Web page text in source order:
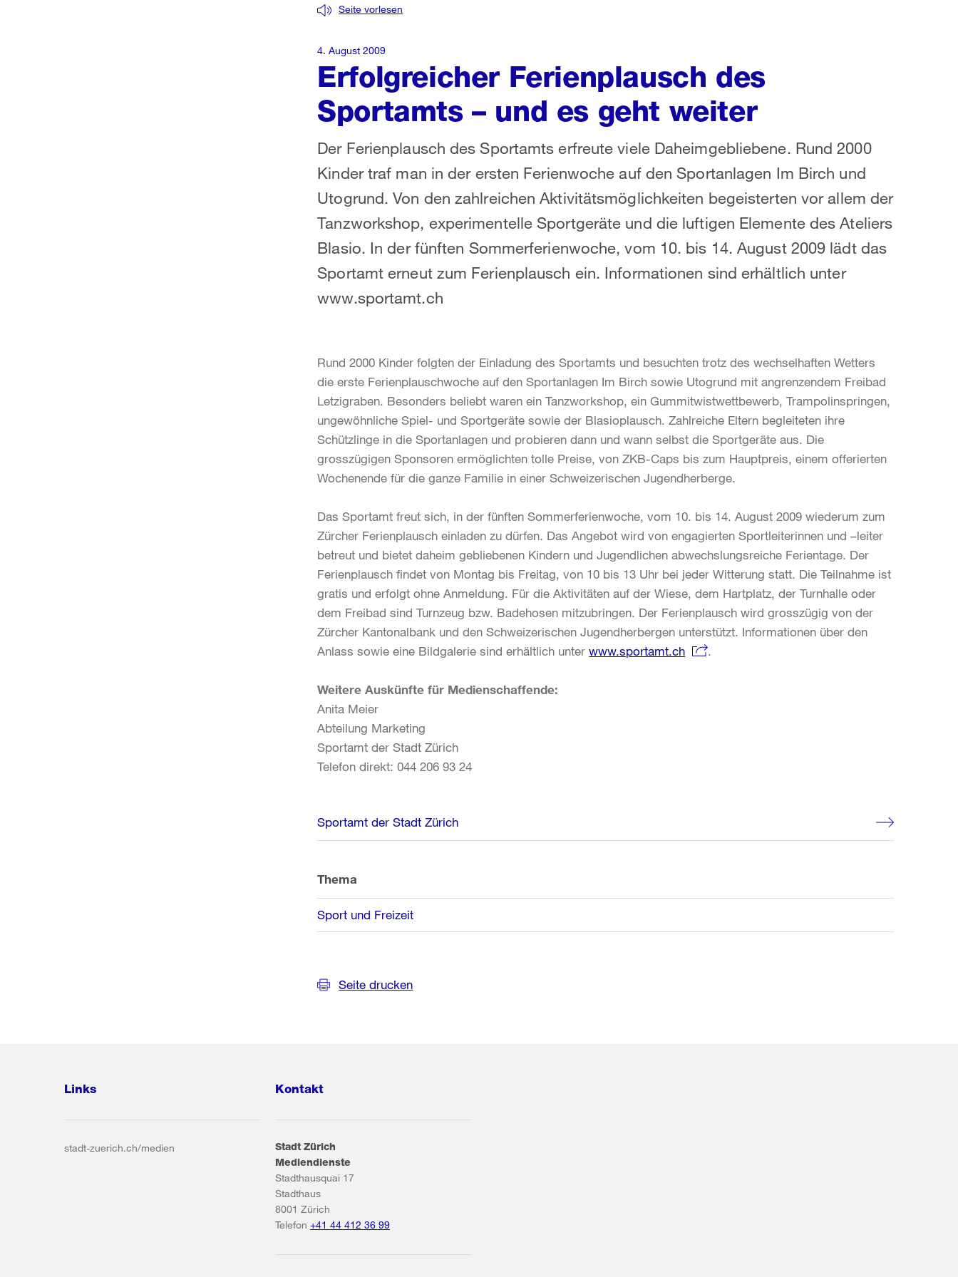
Erfolgreicher Ferienplausch des
Sportamts – und es geht weiter
Seite vorlesen
Der Ferienplausch des Sportamts erfreute viele Daheimgebliebene. Rund 2000
Kinder traf man in der ersten Ferienwoche auf den Sportanlagen Im Birch und
Utogrund. Von den zahlreichen Aktivitätsmöglichkeiten begeisterten vor allem der
Tanzworkshop, experimentelle Sportgeräte und die luftigen Elemente des Ateliers
Blasio. In der fünften Sommerferienwoche, vom 10. bis 14. August 2009 lädt das
Sportamt erneut zum Ferienplausch ein. Informationen sind erhältlich unter
www.sportamt.ch
4. August 2009
Rund 2000 Kinder folgten der Einladung des Sportamts und besuchten trotz des wechselhaften Wetters
die erste Ferienplauschwoche auf den Sportanlagen Im Birch sowie Utogrund mit angrenzendem Freibad
Letzigraben. Besonders beliebt waren ein Tanzworkshop, ein Gummitwistwettbewerb, Trampolinspringen,
ungewöhnliche Spiel- und Sportgeräte sowie der Blasioplausch. Zahlreiche Eltern begleiteten ihre
Schützlinge in die Sportanlagen und probieren dann und wann selbst die Sportgeräte aus. Die
grosszügigen Sponsoren ermöglichten tolle Preise, von ZKB-Caps bis zum Hauptpreis, einem offerierten
Wochenende für die ganze Familie in einer Schweizerischen Jugendherberge.
Das Sportamt freut sich, in der fünften Sommerferienwoche, vom 10. bis 14. August 2009 wiederum zum
Zürcher Ferienplausch einladen zu dürfen. Das Angebot wird von engagierten Sportleiterinnen und –leiter
betreut und bietet daheim gebliebenen Kindern und Jugendlichen abwechslungsreiche Ferientage. Der
Ferienplausch findet von Montag bis Freitag, von 10 bis 13 Uhr bei jeder Witterung statt. Die Teilnahme ist
gratis und erfolgt ohne Anmeldung. Für die Aktivitäten auf der Wiese, dem Hartplatz, der Turnhalle oder
dem Freibad sind Turnzeug bzw. Badehosen mitzubringen. Der Ferienplausch wird grosszügig von der
Zürcher Kantonalbank und den Schweizerischen Jugendherbergen unterstützt. Informationen über den
Anlass sowie eine Bildgalerie sind erhältlich unterwww.sportamt.ch .
Weitere Auskünfte für Medienschaffende:
Anita Meier
Abteilung Marketing
Sportamt der Stadt Zürich
Telefon direkt: 044 206 93 24
Weitere
Informationen
Sportamt der Stadt Zürich
Thema
Sport und Freizeit
Seite drucken
Links
stadt-zuerich.ch/medien
Kontakt
Stadt Zürich
Mediendienste
Stadthausquai 17
Stadthaus
8001 Zürich
Telefon +41 44 412 36 99